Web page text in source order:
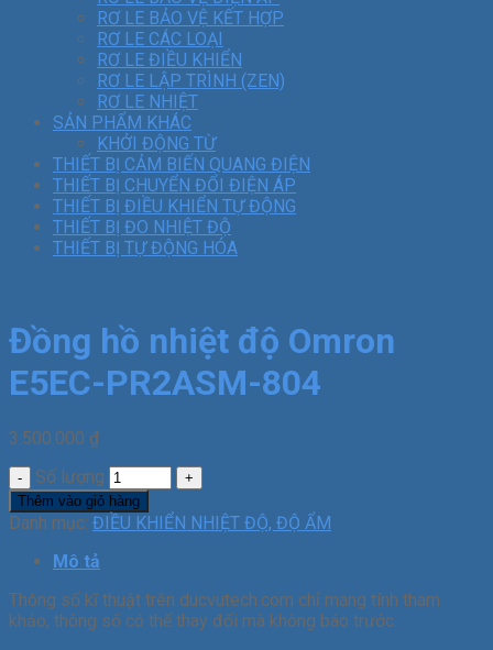
RƠ LE BẢO VỆ KẾT HỢP
RƠ LE CÁC LOẠI
RƠ LE ĐIỀU KHIỂN
RƠ LE LẬP TRÌNH (ZEN)
RƠ LE NHIỆT
SẢN PHẨM KHÁC
KHỞI ĐỘNG TỪ
THIẾT BỊ CẢM BIẾN QUANG ĐIỆN
THIẾT BỊ CHUYỂN ĐỔI ĐIỆN ÁP
THIẾT BỊ ĐIỀU KHIỂN TỰ ĐỘNG
THIẾT BỊ ĐO NHIỆT ĐỘ
THIẾT BỊ TỰ ĐỘNG HÓA
Đồng hồ nhiệt độ Omron
E5EC-PR2ASM-804
3.500.000 ₫
Số lượng
Thêm vào giỏ hàng
Danh mục: ĐIỀU KHIỂN NHIỆT ĐỘ, ĐỘ ẨM
Mô tả
Thông số kĩ thuật trên ducvutech.com chỉ mang tính tham
khảo, thông số có thể thay đổi mà không báo trước.